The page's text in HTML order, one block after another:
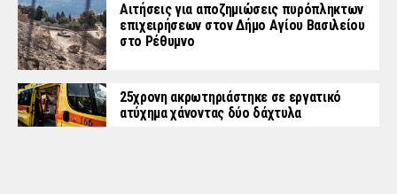
Αιτήσεις για αποζημιώσεις πυρόπληκτων
επιχειρήσεων στον Δήμο Αγίου Βασιλείου
στο Ρέθυμνο
25χρονη ακρωτηριάστηκε σε εργατικό
ατύχημα χάνοντας δύο δάχτυλα